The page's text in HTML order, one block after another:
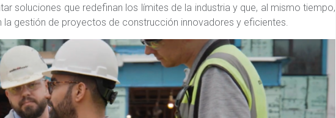
soluciones que redefinan los límites de la industria y que, al mismo tiempo,
la gestión de proyectos de construcción innovadores y eficientes.